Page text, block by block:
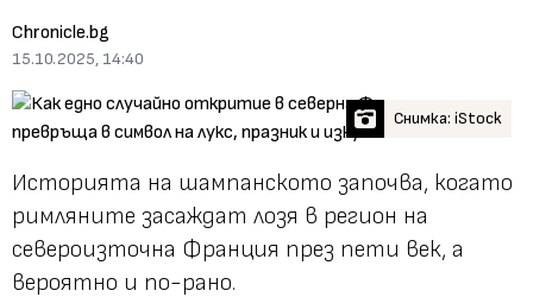
Chronicle.bg
15.10.2025, 14:40
Снимка: iStock
Историята на шампанското започва, когато
римляните засаждат лозя в регион на
североизточна Франция през пети век, а
вероятно и по-рано.